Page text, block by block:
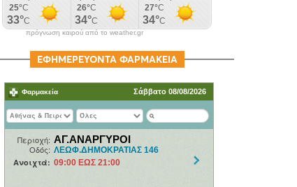
πρόγνωση καιρού από το weather.gr
ΕΦΗΜΕΡΕΥΟΝΤΑ ΦΑΡΜΑΚΕΙΑ